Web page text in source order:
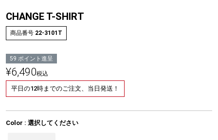
CHANGE T-SHIRT
商品番号 22-3101T
59 ポイント進呈
¥6,490税込
平日の12時までのご注文、当日発送！
Color 選択してください